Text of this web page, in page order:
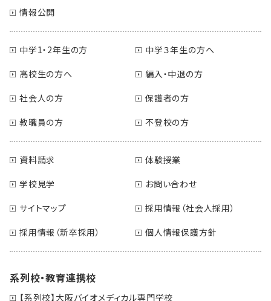
情報公開
中学1・2年生の方
中学３年生の方へ
高校生の方へ
編入・中退の方
社会人の方
保護者の方
教職員の方
不登校の方
資料請求
体験授業
学校見学
お問い合わせ
サイトマップ
採用情報（社会人採用）
採用情報（新卒採用）
個人情報保護方針
系列校・教育連携校
【系列校】大阪バイオメディカル専門学校